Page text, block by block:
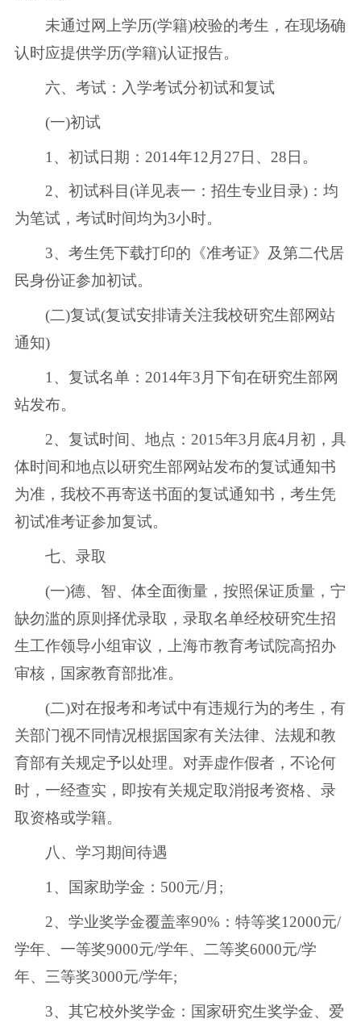
未通过网上学历(学籍)校验的考生，在现场确
认时应提供学历(学籍)认证报告。
六、考试：入学考试分初试和复试
(一)初试
1、初试日期：2014年12月27日、28日。
2、初试科目(详见表一：招生专业目录)：均
为笔试，考试时间均为3小时。
3、考生凭下载打印的《准考证》及第二代居
民身份证参加初试。
(二)复试(复试安排请关注我校研究生部网站
通知)
1、复试名单：2014年3月下旬在研究生部网
站发布。
2、复试时间、地点：2015年3月底4月初，具
体时间和地点以研究生部网站发布的复试通知书
为准，我校不再寄送书面的复试通知书，考生凭
初试准考证参加复试。
七、录取
(一)德、智、体全面衡量，按照保证质量，宁
缺勿滥的原则择优录取，录取名单经校研究生招
生工作领导小组审议，上海市教育考试院高招办
审核，国家教育部批准。
(二)对在报考和考试中有违规行为的考生，有
关部门视不同情况根据国家有关法律、法规和教
育部有关规定予以处理。对弄虚作假者，不论何
时，一经查实，即按有关规定取消报考资格、录
取资格或学籍。
八、学习期间待遇
1、国家助学金：500元/月;
2、学业奖学金覆盖率90%：特等奖12000元/
学年、一等奖9000元/学年、二等奖6000元/学
年、三等奖3000元/学年;
3、其它校外奖学金：国家研究生奖学金、爱